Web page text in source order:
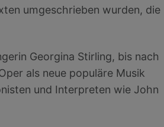
umgeschrieben wurden, die
Georgina Stirling, bis nach
als neue populäre Musik
und Interpreten wie John